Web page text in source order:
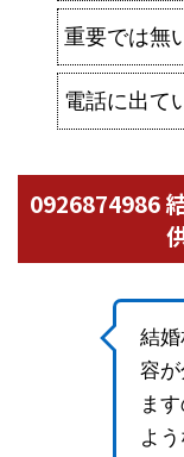
重要では無
電話に出て
0926874986
結
容
ま
よ